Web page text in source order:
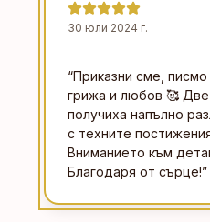
30 юли 2024 г.
“Приказни сме,
грижа и любов 🥰
получиха напълно
с техните
Вниманието към
Благодаря от сърце!”